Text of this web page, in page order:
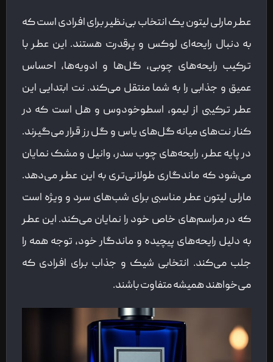
عطر مارلی لیتون یک انتخاب بی‌نظیر برای افرادی است که
به دنبال رایحه‌ای لوکس و پرقدرت هستند. این عطر با
ترکیب رایحه‌های چوبی، گل‌ها و ادویه‌ها، احساس
عمیق و جذابی را به شما منتقل می‌کند. نت ابتدایی این
عطر ترکیبی از لیمو، اسطوخودوس و هل است که در
کنار نت‌های میانه گل‌های یاس و گل رز قرار می‌گیرند.
در پایه عطر، رایحه‌های چوب سدر، وانیل و مشک نمایان
می‌شود که ماندگاری طولانی‌تری به این عطر می‌دهد.
مارلی لیتون عطر مناسبی برای شب‌های سرد و ویژه است
که در مراسم‌های خاص خود را نمایان می‌کند. این عطر
به دلیل رایحه‌های پیچیده و ماندگار خود، توجه همه را
جلب می‌کند. انتخابی شیک و جذاب برای افرادی که
می‌خواهند همیشه متفاوت باشند.